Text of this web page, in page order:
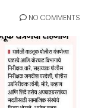
NO COMMENTS